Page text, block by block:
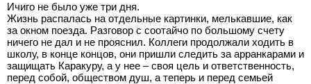
Ичиго не было уже три дня.
Жизнь распалась на отдельные картинки, мелькавшие, как
за окном поезда. Разговор с соотайчо по большому счету
ничего не дал и не прояснил. Коллеги продолжали ходить в
школу, в конце концов, они пришли следить за арранкарами и
защищать Каракуру, а у нее – своя цель и ответственность,
перед собой, обществом душ, а теперь и перед семьей